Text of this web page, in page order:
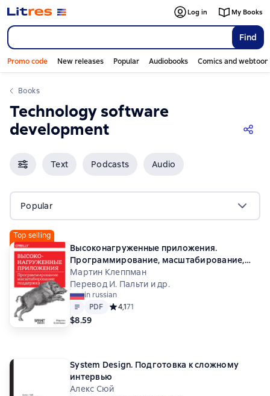
Find
Log in My Books
Promo code New releases Popular Audiobooks Comics and
Books
Technology software
development
Text Podcasts Audio
Popular
Top selling
Высоконагруженные приложения.
Программирование, масштабирование,
поддержка (PDF + EPUB)
Мартин Клеппман
Перевод И. Пальти и др.
in russian
Text
PDF
PDF Средний рейтинг 4,1 на основе 71 оценок
4,171
$8.59
System Design. Подготовка к сложному
интервью
Алекс Сюй